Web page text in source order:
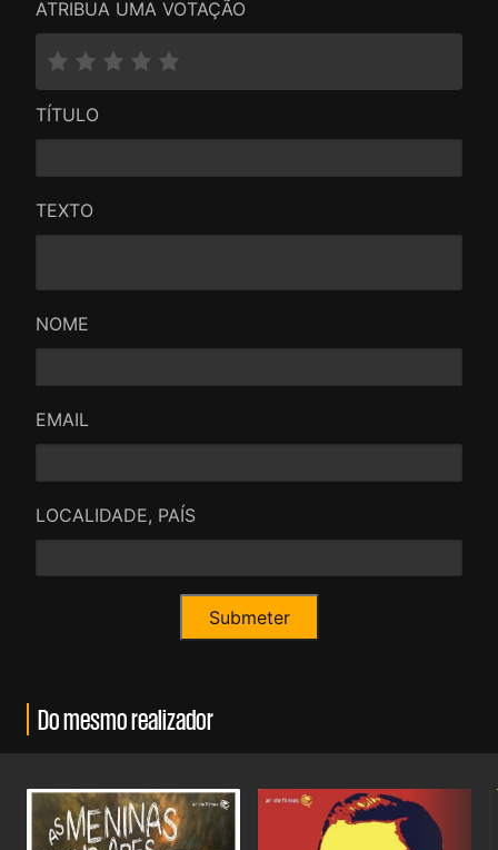
ATRIBUA UMA VOTAÇÃO
TÍTULO
TEXTO
NOME
EMAIL
LOCALIDADE, PAÍS
Do mesmo realizador